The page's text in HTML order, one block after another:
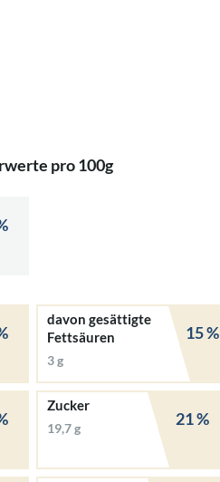
pro 100g
davon gesättigte
Fettsäuren
3 g
15 %
Zucker
19,7 g 21 %